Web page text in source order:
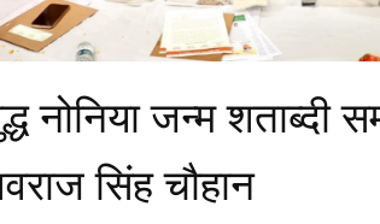
नोनिया जन्म शताब्दी
सिंह चौहान